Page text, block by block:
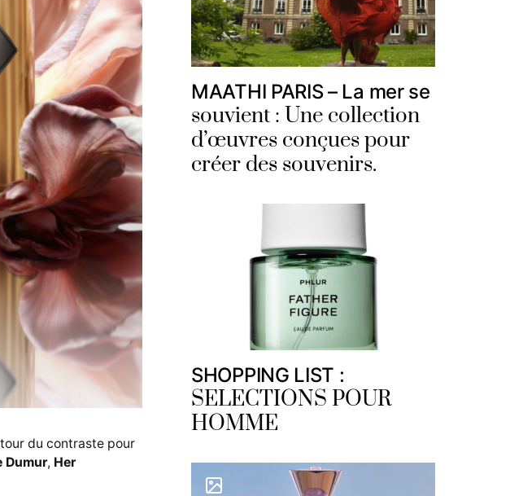
du contraste pour
Dumur, Her
MAATHI PARIS – La mer se
souvient : Une collection
d’œuvres conçues pour
créer des souvenirs.
SHOPPING LIST :
SELECTIONS POUR
HOMME